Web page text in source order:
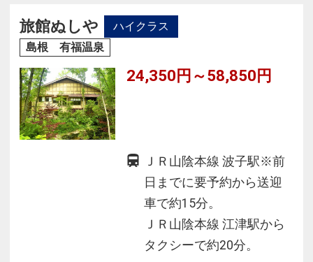
る
「皆美家伝鯛めし」をご賞味いただき、極上の
旅館ぬしや
ハイクラス
島根 有福温泉
24,350円～58,850円
ＪＲ山陰本線 波子駅※前
日までに要予約から送迎
車で約15分。
ＪＲ山陰本線 江津駅から
タクシーで約20分。